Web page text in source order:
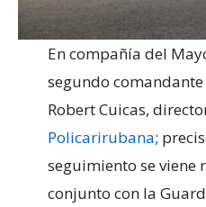
En compañía del
segundo comandante
Robert Cuicas,
Policarirubana;
seguimiento se viene
conjunto con la